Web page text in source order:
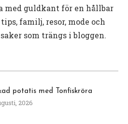
med guldkant för en hållbar
familj, resor, mode och
som trängs i bloggen.
potatis med Tonfiskröra
2026